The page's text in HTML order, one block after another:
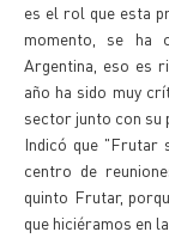
es el rol que esta
momento, se ha
Argentina, eso es
año ha sido muy
sector junto con su
Indicó que "Frutar
centro de
quinto Frutar,
que hiciéramos en